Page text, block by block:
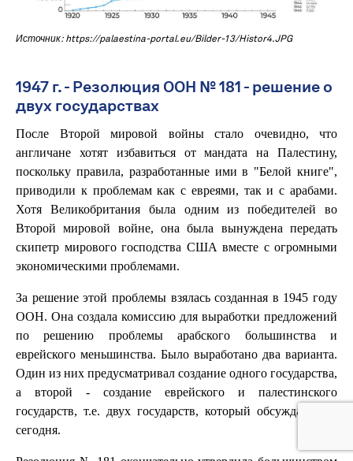
Источник: https://palaestina-portal.eu/Bilder-13/Histor4.JPG
1947 г. - Резолюция ООН № 181 - решение о
двух государствах
После Второй мировой войны стало очевидно, что
англичане хотят избавиться от мандата на Палестину,
поскольку правила, разработанные ими в "Белой книге",
приводили к проблемам как с евреями, так и с арабами.
Хотя Великобритания была одним из победителей во
Второй мировой войне, она была вынуждена передать
скипетр мирового господства США вместе с огромными
экономическими проблемами.
За решение этой проблемы взялась созданная в 1945 году
ООН. Она создала комиссию для выработки предложений
по решению проблемы арабского большинства и
еврейского меньшинства. Было выработано два варианта.
Один из них предусматривал создание одного государства,
а второй - создание еврейского и палестинского
государств, т.е. двух государств, который обсуждается и
сегодня.